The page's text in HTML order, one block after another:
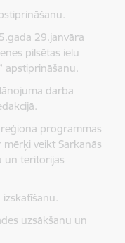
29.janvāra
pilsētas ielu
apstiprināšanu.
darba
programmas
veikt Sarkanās
un teritorijas
izskatīšanu.
uzsākšanu un